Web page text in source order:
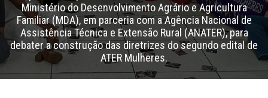
Ministério do Desenvolvimento Agrário e Agricultura
Familiar (MDA), em parceria com a Agência Nacional de
Assistência Técnica e Extensão Rural (ANATER), para
debater a construção das diretrizes do segundo edital de
ATER Mulheres.